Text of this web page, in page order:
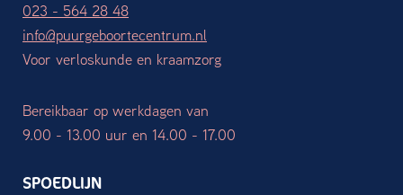
023 - 564 28 48
info@puurgeboortecentrum.nl
Voor verloskunde en kraamzorg
Bereikbaar op werkdagen van
9.00 - 13.00 uur en 14.00 - 17.00
SPOEDLIJN